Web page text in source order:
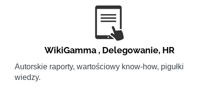
WikiGamma , Delegowanie, HR
Autorskie raporty, wartościowy know-how, pigułki
wiedzy.